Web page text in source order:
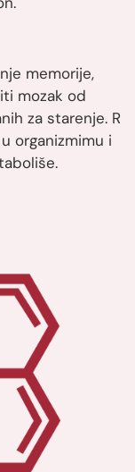
memorije,
mozak od
za starenje. R
organizmimu i